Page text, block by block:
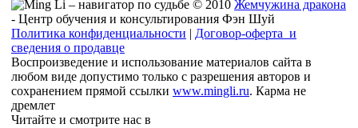
© 2010 Жемчужина дракона
- Центр обучения и консультирования Фэн Шуй
Политика конфиденциальности | Договор-оферта и
сведения о продавце
Воспроизведение и использование материалов сайта в
любом виде допустимо только с разрешения авторов и
сохранением прямой ссылки www.mingli.ru. Карма не
дремлет
Читайте и смотрите нас в